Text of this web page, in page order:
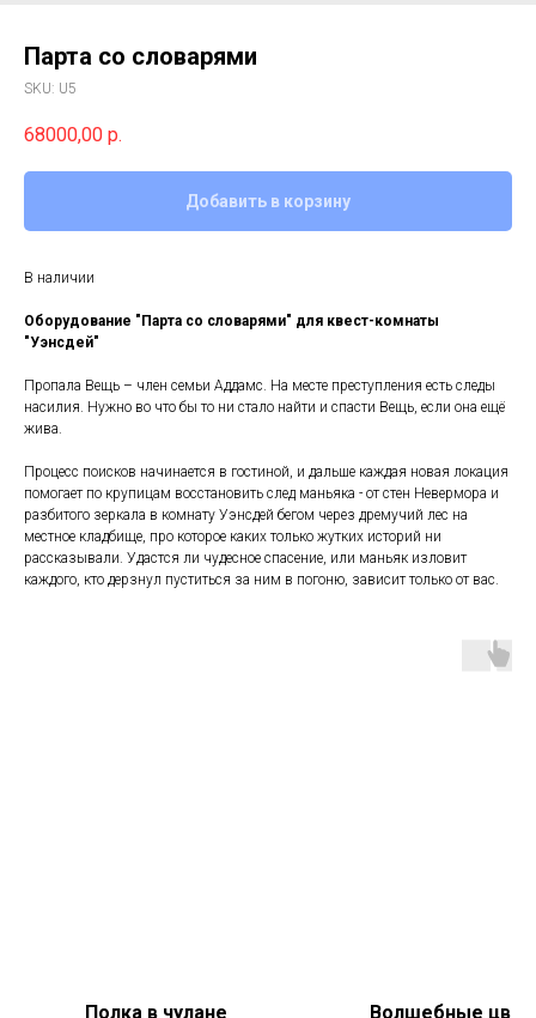
Парта со словарями
SKU: U5
68000,00 р.
Добавить в корзину
В наличии
Оборудование "Парта со словарями" для квест-комнаты
"Уэнсдей"
Пропала Вещь – член семьи Аддамс. На месте преступления есть следы
насилия. Нужно во что бы то ни стало найти и спасти Вещь, если она ещё
жива.
Процесс поисков начинается в гостиной, и дальше каждая новая локация
помогает по крупицам восстановить след маньяка - от стен Невермора и
разбитого зеркала в комнату Уэнсдей бегом через дремучий лес на
местное кладбище, про которое каких только жутких историй ни
рассказывали. Удастся ли чудесное спасение, или маньяк изловит
каждого, кто дерзнул пуститься за ним в погоню, зависит только от вас.
Полка в чулане Волшебные